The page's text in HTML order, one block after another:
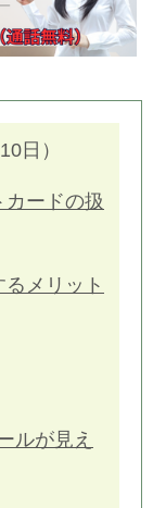
日）
ードの扱
メリット
ルが見え